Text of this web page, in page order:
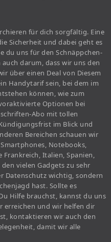
für dich sorgfältig. Eine
Sicherheit und dabei geht es
du uns für den Schnäppchen-
darum, dass wir uns den
über einen Deal von Diesem
Handytarif sein, bei dem im
können, wie zum
Optionen bei
Abo mit tollen
im Blick und
Bereichen schauen wir
Notebooks,
Frankreich, Italien, Spanien,
vielen Gadgets zu sehr
Datenschutz wichtig, sondern
hast. Sollte es
Hilfe brauchst, kannst du uns
erreichen und wir helfen dir
kontaktieren wir auch den
damit wir alle